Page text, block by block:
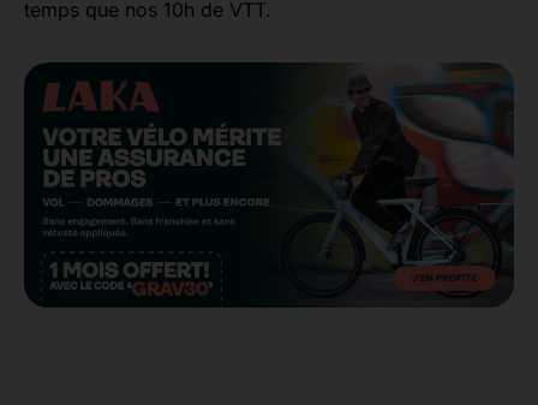
temps que nos 10h de VTT.